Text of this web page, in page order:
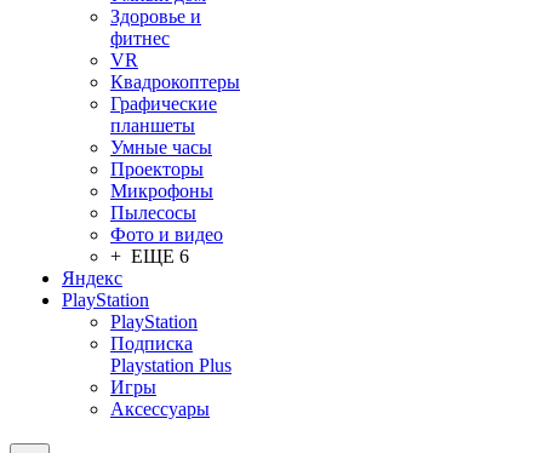
Здоровье и
фитнес
VR
Квадрокоптеры
Графические
планшеты
Умные часы
Проекторы
Микрофоны
Пылесосы
Фото и видео
+ ЕЩЕ 6
Яндекс
PlayStation
PlayStation
Подписка
Playstation Plus
Игры
Аксессуары